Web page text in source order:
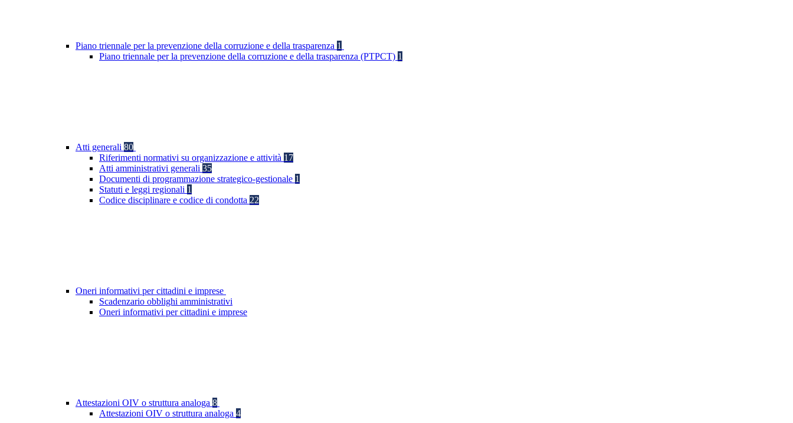
Piano triennale per la prevenzione della corruzione e della trasparenza 1
Piano triennale per la prevenzione della corruzione e della trasparenza (PTPCT) 1
Atti generali 80
Riferimenti normativi su organizzazione e attività 17
Atti amministrativi generali 35
Documenti di programmazione strategico-gestionale 1
Statuti e leggi regionali 1
Codice disciplinare e codice di condotta 22
Oneri informativi per cittadini e imprese
Scadenzario obblighi amministrativi
Oneri informativi per cittadini e imprese
Attestazioni OIV o struttura analoga 8
Attestazioni OIV o struttura analoga 4